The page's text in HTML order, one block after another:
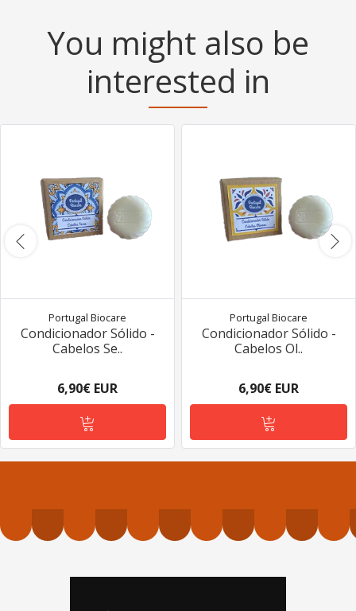
You might also be
interested in
Portugal Biocare
Condicionador Sólido -
Cabelos Se..
6,90€ EUR
Portugal Biocare
Condicionador Sólido -
Cabelos Ol..
6,90€ EUR